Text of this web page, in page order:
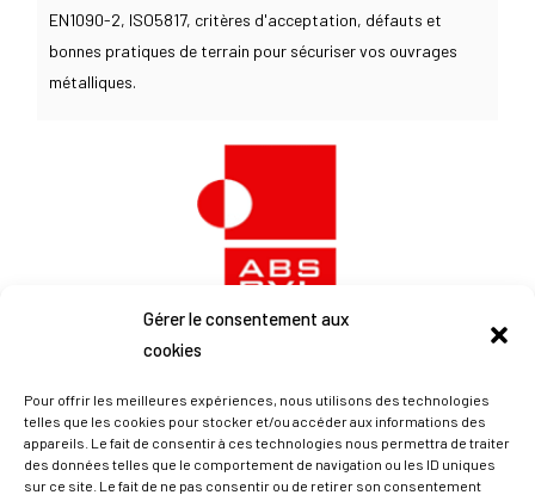
Gérer le consentement aux
cookies
Pour offrir les meilleures expériences, nous utilisons des technologies
telles que les cookies pour stocker et/ou accéder aux informations des
appareils. Le fait de consentir à ces technologies nous permettra de traiter
des données telles que le comportement de navigation ou les ID uniques
sur ce site. Le fait de ne pas consentir ou de retirer son consentement
EN1090-2, ISO5817, critères d'acceptation, défauts et
bonnes pratiques de terrain pour sécuriser vos ouvrages
métalliques.
3. Devenez inspecteur soudage certifié à l'international
— ABS